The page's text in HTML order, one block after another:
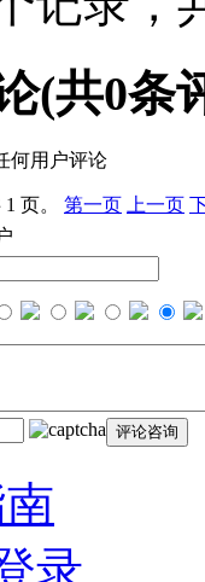
(共0条
何用户评论
页。 第一页 上一页
录